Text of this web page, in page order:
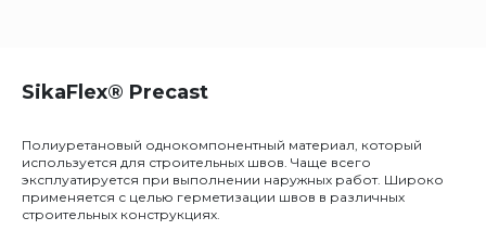
SikaFlex® Precast
Полиуретановый однокомпонентный материал, который
используется для строительных швов. Чаще всего
эксплуатируется при выполнении наружных работ. Широко
применяется с целью герметизации швов в различных
строительных конструкциях.